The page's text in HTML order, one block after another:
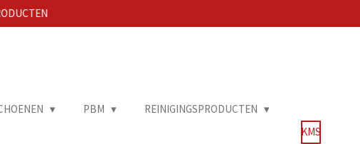
PBM
REINIGINGSPRODUCTEN
KMS